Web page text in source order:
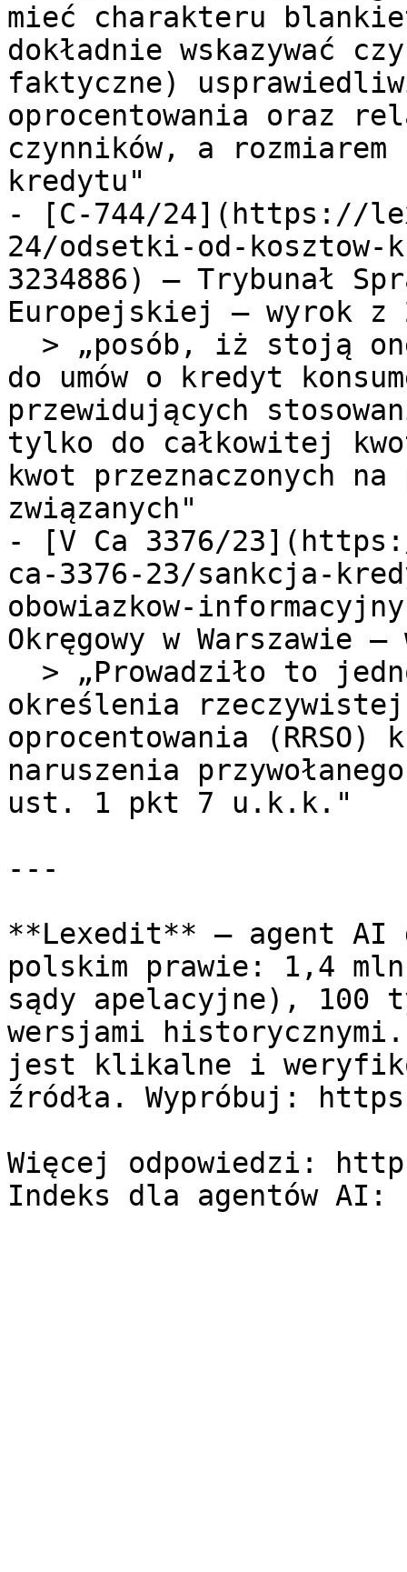
mieć charakteru
dokładnie wskazywać
faktyczne)
oprocentowania oraz
czynników, a rozmiarem
kredytu"
- [C-744/24](https://
24/odsetki-od-kosztow-
3234886) — Trybunał
Europejskiej — wyrok z
do umów o kredyt
przewidujących
tylko do całkowitej
kwot przeznaczonych
związanych"
- [V Ca 3376/
ca-3376-23/sankcja-
obowiazkow-
Okręgowy w Warszawie
określenia
oprocentowania (RRSO)
naruszenia
ust. 1 pkt 7 u.k.k."
---
**Lexedit** — agent AI
polskim prawie: 1,4 mln
sądy apelacyjne), 100
wersjami historycznymi.
jest klikalne i
źródła. Wypróbuj:
Więcej odpowiedzi: